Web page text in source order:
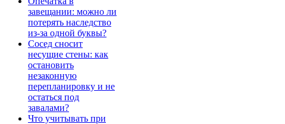
завещании: можно ли
потерять наследство
из-за одной буквы?
Сосед сносит
несущие стены: как
остановить
незаконную
перепланировку и не
остаться под
завалами?
Что учитывать при